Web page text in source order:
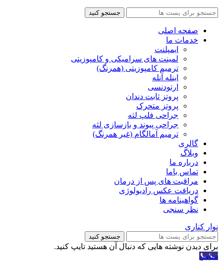
جستجو کنید
صفحه اصلی
خدمات ما
ایمپلنت
لمینت های سرامیکی و کامپوزیتی
ترمیم کامپوزیتی (همرنگ)
اینله آنله
ارتودنسی
پروتز ثابت دندان
پروتز متحرک
جراحی فلپ لثه
جراحی پیوند و بازسازی لثه
ترمیم آمالگام (غیر همرنگ)
گالری
وبلاگ
درباره ما
تماس باما
مراقبت های پس از درمان
دریافت عکس رادیولوژی
گواهینامه ها
نظر سنجی
نوار کناری
جستجو کنید
برای دیدن نوشته هایی که دنبال آن هستید تایپ کنید.
تماس